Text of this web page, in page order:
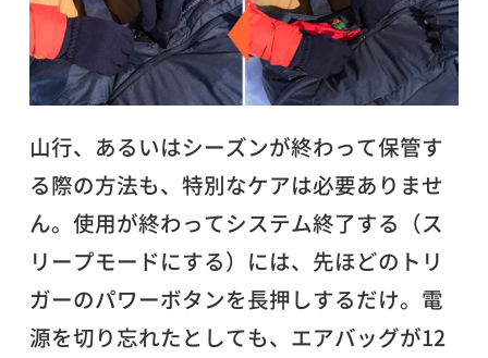
山行、あるいはシーズンが終わって保管す
る際の方法も、特別なケアは必要ありませ
ん。使用が終わってシステム終了する（ス
リープモードにする）には、先ほどのトリ
ガーのパワーボタンを長押しするだけ。電
源を切り忘れたとしても、エアバッグが12